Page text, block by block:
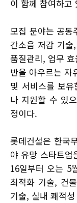
이 함께 참여하고
모집 분야는 공
간소음 저감 기
품질관리, 업무
반을 아우르는 자
및 서비스를 보
나 지원할 수 있
정이다.
롯데건설은 한국
야 유망 스타트업
16일부터 오는 5
최적화 기술, 건
기술, 실내 쾌적